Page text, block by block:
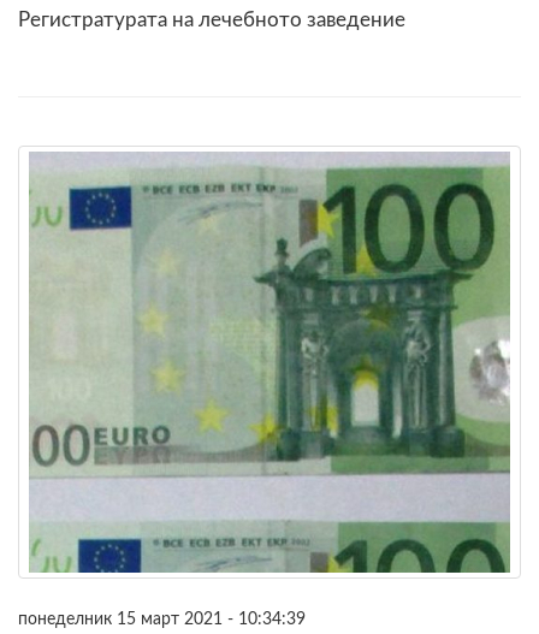
Регистратурата на лечебното заведение
понеделник 15 март 2021 - 10:34:39